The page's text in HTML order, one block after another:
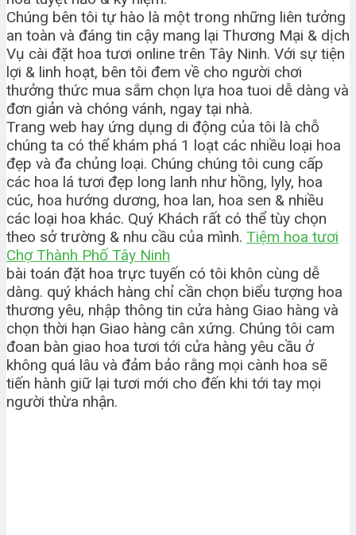
Chúng bên tôi tự hào là một trong những liên tưởng
an toàn và đáng tin cậy mang lại Thương Mại & dịch
Vụ cài đặt hoa tươi online trên Tây Ninh. Với sự tiện
lợi & linh hoạt, bên tôi đem về cho người chơi
thưởng thức mua sắm chọn lựa hoa tuoi dễ dàng và
đơn giản và chóng vánh, ngay tại nhà.
Trang web hay ứng dụng di động của tôi là chỗ
chúng ta có thể khám phá 1 loạt các nhiều loại hoa
đẹp và đa chủng loại. Chúng chúng tôi cung cấp
các hoa lá tươi đẹp long lanh như hồng, lyly, hoa
cúc, hoa hướng dương, hoa lan, hoa sen & nhiều
các loại hoa khác. Quý Khách rất có thể tùy chọn
theo sở trường & nhu cầu của mình. Tiệm hoa tươi
Chợ Thành Phố Tây Ninh
bài toán đặt hoa trực tuyến có tôi khôn cùng dễ
dàng. quý khách hàng chỉ cần chọn biểu tượng hoa
thương yêu, nhập thông tin cửa hàng Giao hàng và
chọn thời hạn Giao hàng cân xứng. Chúng tôi cam
đoan bàn giao hoa tươi tới cửa hàng yêu cầu ở
không quá lâu và đảm bảo rằng mọi cành hoa sẽ
tiến hành giữ lại tươi mới cho đến khi tới tay mọi
người thừa nhận.